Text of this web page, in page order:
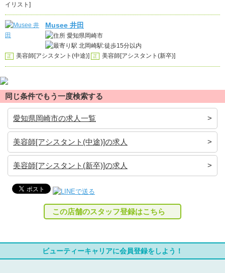
イリスト]
Musee 井田
愛知県岡崎市
北岡崎駅:徒歩15分以内
正 美容師[アシスタント(中途)] 正 美容師[アシスタント(新卒)]
同じ条件でもう一度検索する
愛知県岡崎市の求人一覧
美容師[アシスタント(中途)]の求人
美容師[アシスタント(新卒)]の求人
この店舗のスタッフ登録はこちら
ビューティーキャリアに会員登録をしよう！